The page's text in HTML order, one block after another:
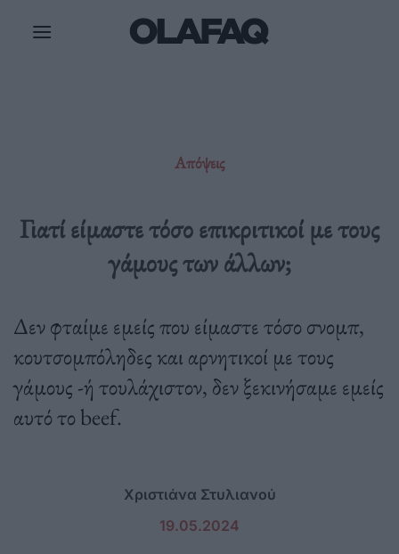
Απόψεις
Γιατί είμαστε τόσο επικριτικοί με τους
γάμους των άλλων;
Δεν φταίμε εμείς που είμαστε τόσο σνομπ,
κουτσομπόληδες και αρνητικοί με τους
γάμους -ή τουλάχιστον, δεν ξεκινήσαμε εμείς
αυτό το beef.
Χριστιάνα Στυλιανού
19.05.2024